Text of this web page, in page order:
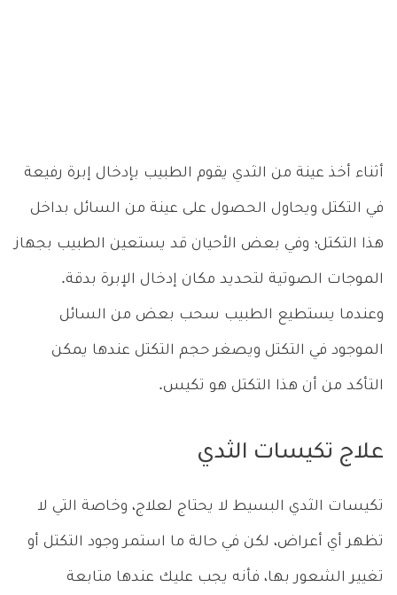
أثناء أخذ عينة من الثدي يقوم الطبيب بإدخال إبرة رفيعة
في التكتل ويحاول الحصول على عينة من السائل بداخل
هذا التكتل؛ وفي بعض الأحيان قد يستعين الطبيب بجهاز
الموجات الصوتية لتحديد مكان إدخال الإبرة بدقة.
وعندما يستطيع الطبيب سحب بعض من السائل
الموجود في التكتل ويصغر حجم التكتل عندها يمكن
التأكد من أن هذا التكتل هو تكيس.
علاج تكيسات الثدي
تكيسات الثدي البسيط لا يحتاج لعلاج، وخاصة التي لا
تظهر أي أعراض، لكن في حالة ما استمر وجود التكتل أو
تغيير الشعور بها، فأنه يجب عليك عندها متابعة